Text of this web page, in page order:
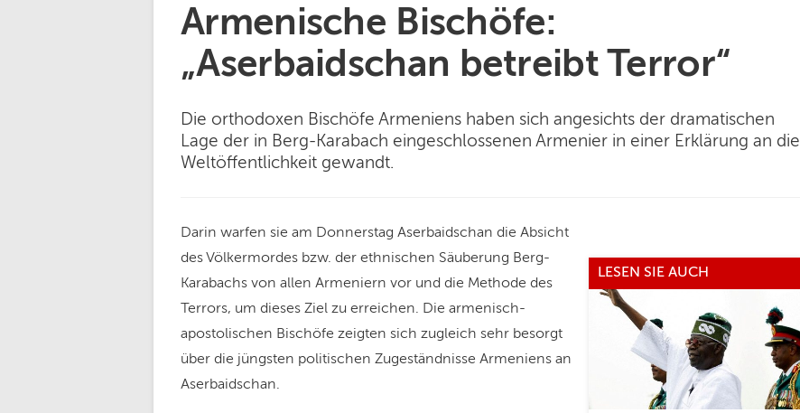
Armenische Bischöfe:
„Aserbaidschan betreibt Terror“
Die orthodoxen Bischöfe Armeniens haben sich angesichts der dramatischen
Lage der in Berg-Karabach eingeschlossenen Armenier in einer Erklärung an die
Weltöffentlichkeit gewandt.
LESEN SIE AUCH
Darin warfen sie am Donnerstag Aserbaidschan die Absicht
des Völkermordes bzw. der ethnischen Säuberung Berg-
Karabachs von allen Armeniern vor und die Methode des
Terrors, um dieses Ziel zu erreichen. Die armenisch-
apostolischen Bischöfe zeigten sich zugleich sehr besorgt
über die jüngsten politischen Zugeständnisse Armeniens an
Aserbaidschan.